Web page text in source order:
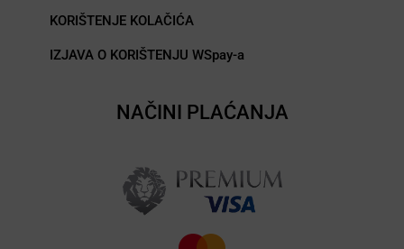
KORIŠTENJE KOLAČIĆA
IZJAVA O KORIŠTENJU WSpay-a
NAČINI PLAĆANJA